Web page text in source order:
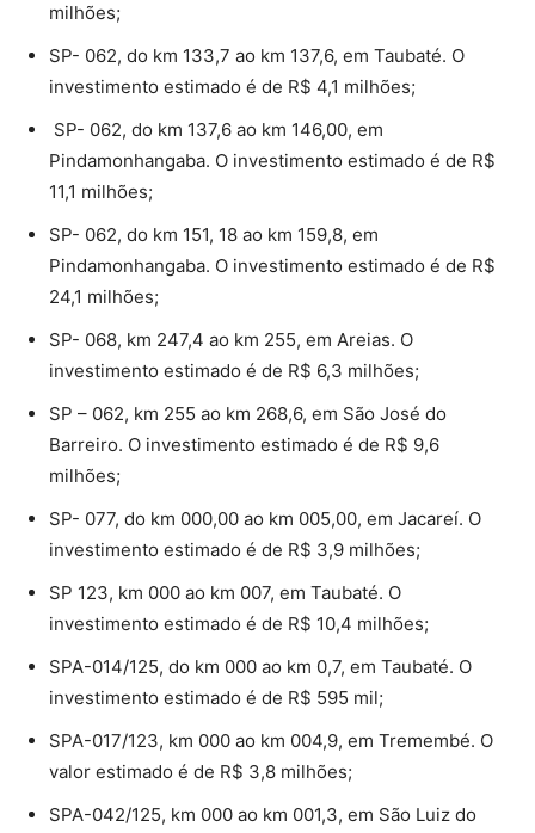
milhões;
SP- 062, do km 133,7 ao km 137,6, em Taubaté. O
investimento estimado é de R$ 4,1 milhões;
SP- 062, do km 137,6 ao km 146,00, em
Pindamonhangaba. O investimento estimado é de R$
11,1 milhões;
SP- 062, do km 151, 18 ao km 159,8, em
Pindamonhangaba. O investimento estimado é de R$
24,1 milhões;
SP- 068, km 247,4 ao km 255, em Areias. O
investimento estimado é de R$ 6,3 milhões;
SP – 062, km 255 ao km 268,6, em São José do
Barreiro. O investimento estimado é de R$ 9,6
milhões;
SP- 077, do km 000,00 ao km 005,00, em Jacareí. O
investimento estimado é de R$ 3,9 milhões;
SP 123, km 000 ao km 007, em Taubaté. O
investimento estimado é de R$ 10,4 milhões;
SPA-014/125, do km 000 ao km 0,7, em Taubaté. O
investimento estimado é de R$ 595 mil;
SPA-017/123, km 000 ao km 004,9, em Tremembé. O
valor estimado é de R$ 3,8 milhões;
SPA-042/125, km 000 ao km 001,3, em São Luiz do